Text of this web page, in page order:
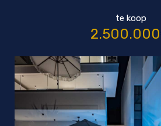
te koop